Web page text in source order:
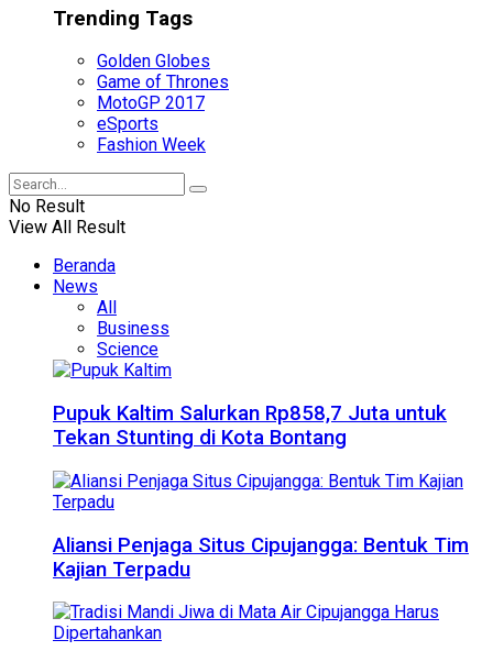
Trending Tags
Golden Globes
Game of Thrones
MotoGP 2017
eSports
Fashion Week
No Result
View All Result
Beranda
News
All
Business
Science
Pupuk Kaltim Salurkan Rp858,7 Juta untuk
Tekan Stunting di Kota Bontang
Aliansi Penjaga Situs Cipujangga: Bentuk Tim
Kajian Terpadu